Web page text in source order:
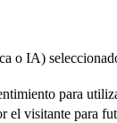
o IA)
para
visitante para